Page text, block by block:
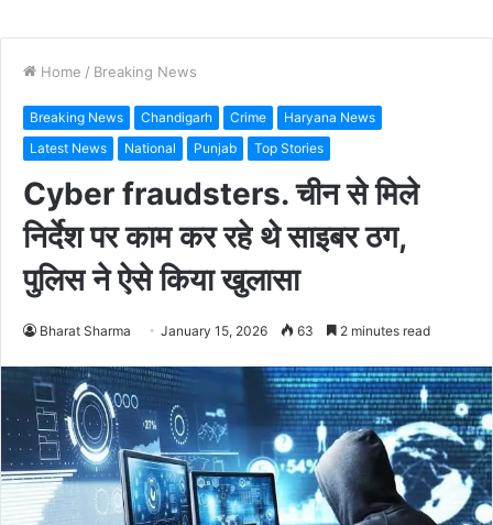
Home / Breaking News
Breaking News Chandigarh Crime
Haryana News
Latest News
National Punjab Top Stories
Cyber ​​fraudsters. चीन से मिले
निर्देश पर काम कर रहे थे साइबर ठग,
पुलिस ने ऐसे किया खुलासा
Bharat Sharma January 15, 2026 63 2 minutes read